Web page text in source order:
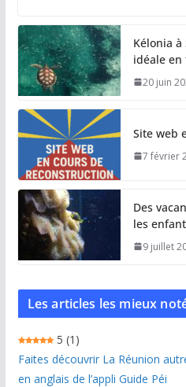
Kélonia
idéale
20 juin
Site web
7 février
Des
les
9 juillet
Les articles les mieux
5 (1)
Faites découvrir La Réunion
en anglais de l’appli Guide Péi